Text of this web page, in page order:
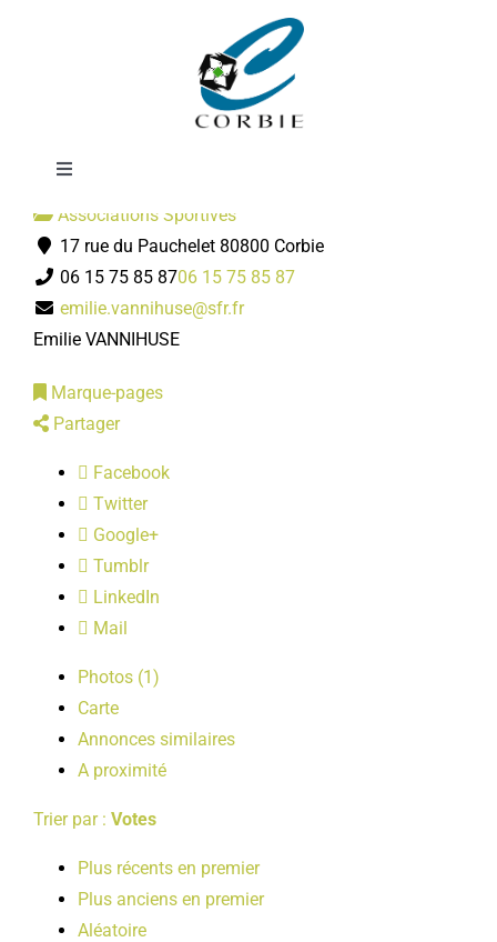
Toggle
Mairie
DÉMARCHES ADMINISTRATIVES
PUBLICATIONS
Rencontres
Associations Sportives
17 rue du Pauchelet 80800 Corbie
06 15 75 85 8706 15 75 85 87
emilie.vannihuse@sfr.fr
Emilie VANNIHUSE
Marque-pages
Partager
Facebook
Twitter
Google+
Tumblr
LinkedIn
Mail
Photos (1)
Carte
Annonces similaires
A proximité
Trier par : Votes
Plus récents en premier
Plus anciens en premier
Aléatoire